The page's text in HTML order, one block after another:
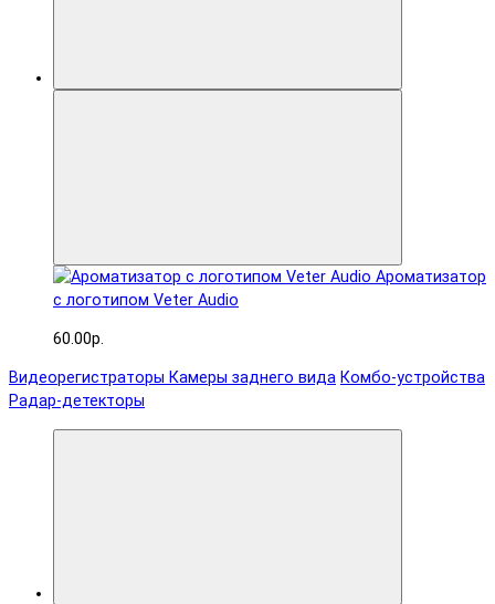
Ароматизатор
с логотипом Veter Audio
60.00р.
Видеорегистраторы Камеры заднего вида Комбо-устройства
Радар-детекторы